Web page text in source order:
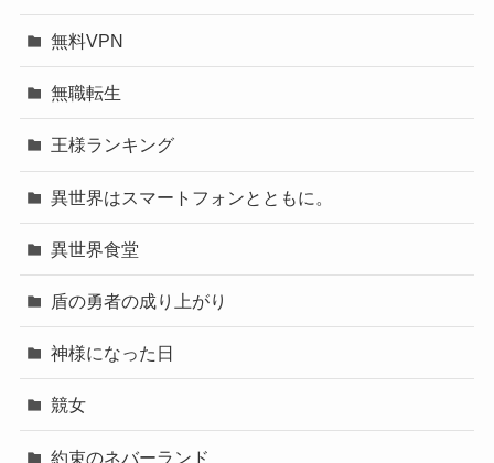
無料VPN
無職転生
王様ランキング
異世界はスマートフォンとともに。
異世界食堂
盾の勇者の成り上がり
神様になった日
競女
約束のネバーランド